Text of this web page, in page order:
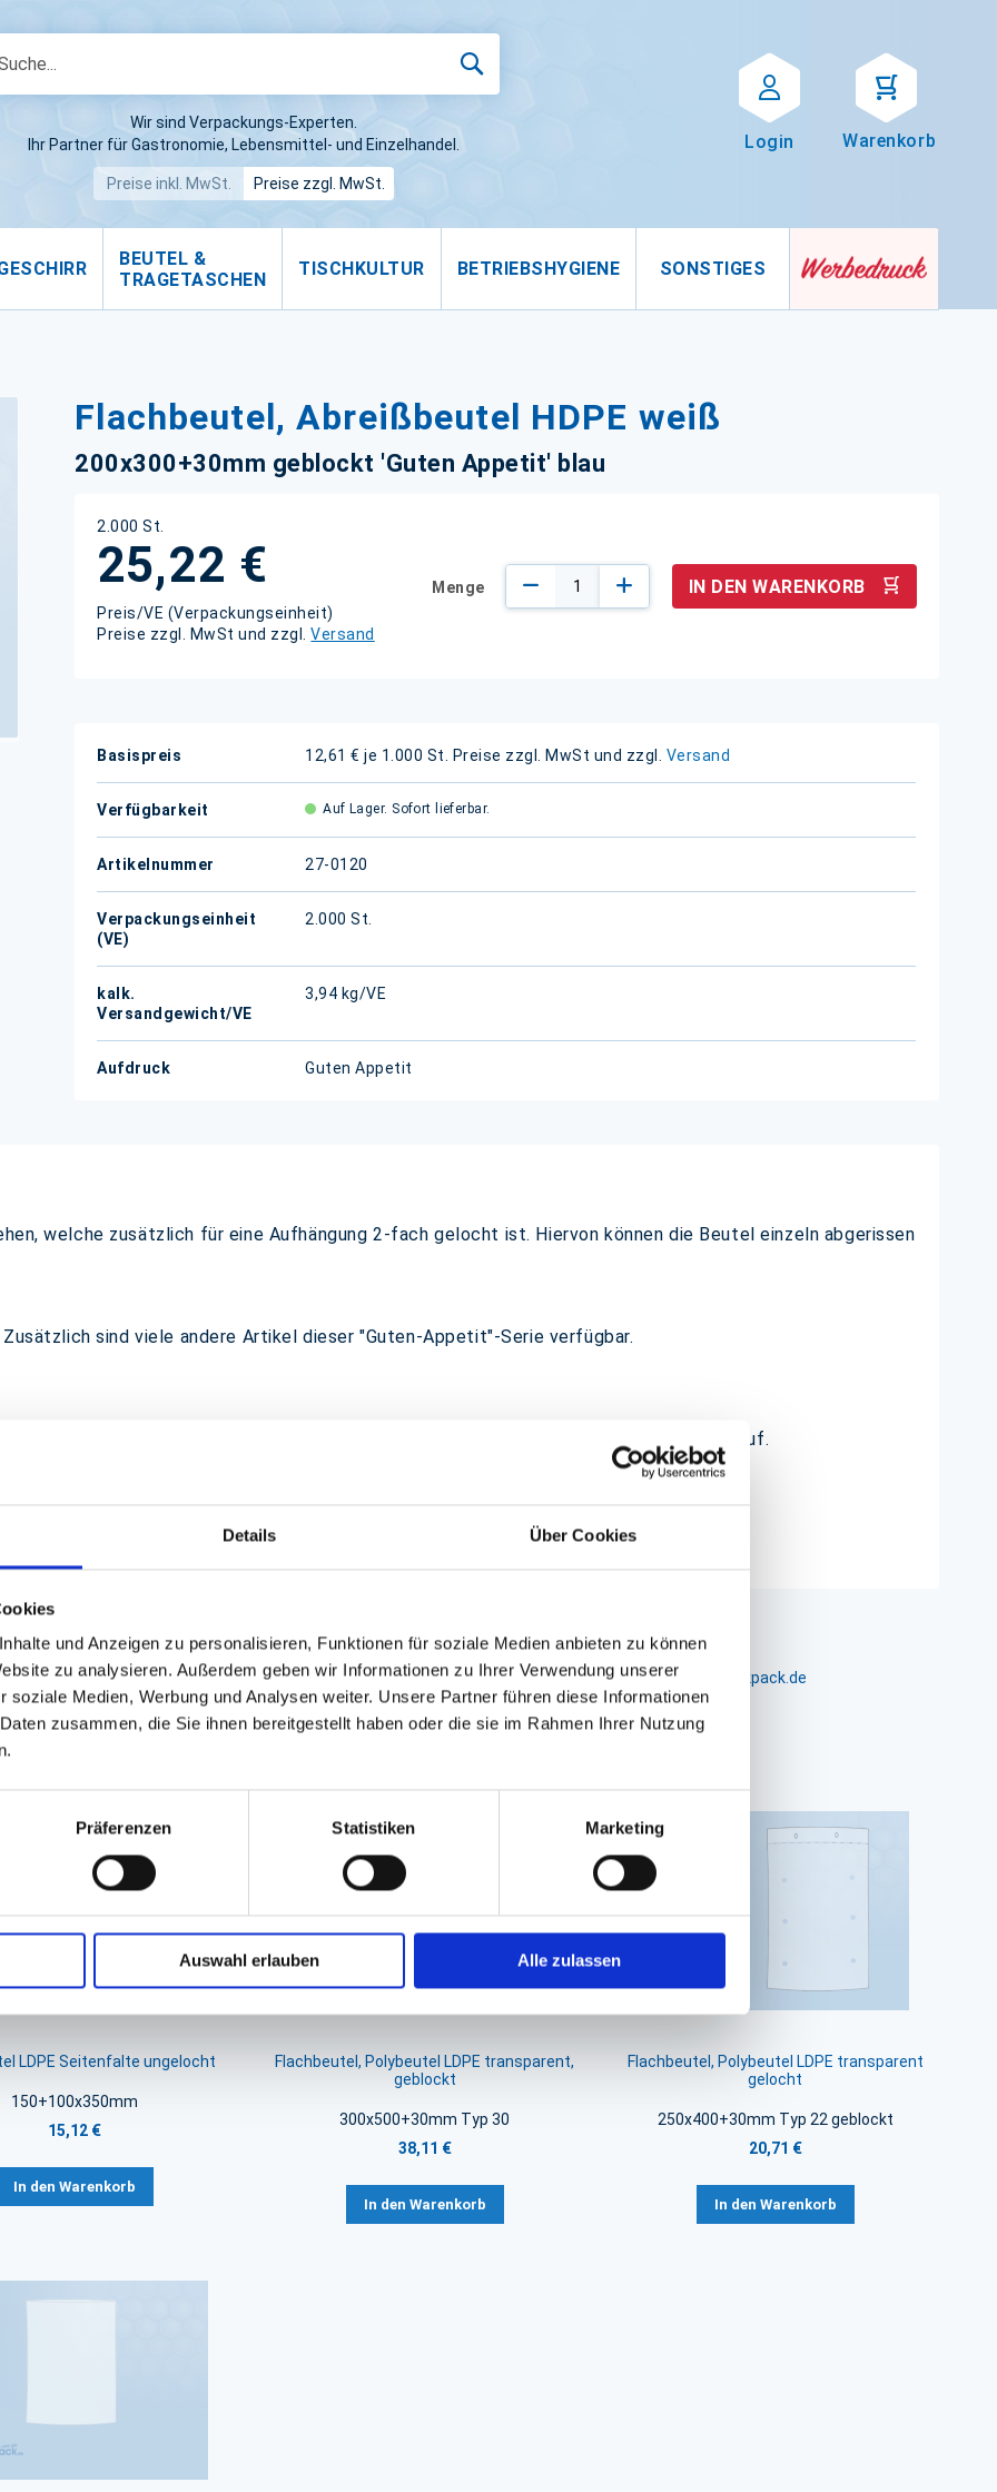
Details Über Cookies
und Anzeigen zu personalisieren, Funktionen für soziale Medien anbieten zu können
zu analysieren. Außerdem geben wir Informationen zu Ihrer Verwendung unserer
soziale Medien, Werbung und Analysen weiter. Unsere Partner führen diese Informationen
zusammen, die Sie ihnen bereitgestellt haben oder die sie im Rahmen Ihrer Nutzung
Präferenzen Statistiken Marketing
Auswahl erlauben Alle zulassen
Wir sind Verpackungs-Experten.
Ihr Partner für Gastronomie, Lebensmittel- und Einzelhandel.
Preise inkl. MwSt. Preise zzgl. MwSt.
Login Warenkorb
BEUTEL &
TRAGETASCHEN
TISCHKULTUR BETRIEBSHYGIENE SONSTIGES
Flachbeutel, Abreißbeutel HDPE weiß
200x300+30mm geblockt 'Guten Appetit' blau
2.000 St.
25,22 €
Preis/VE (Verpackungseinheit)
Preise zzgl. MwSt und zzgl.Versand
Menge IN DEN WARENKORB
Weitere
Basispreis 12,61 € je 1.000 St. Preise zzgl. MwSt und zzgl. Versand
Verfügbarkeit Auf Lager. Sofort lieferbar.
Artikelnummer 27-0120
Verpackungseinheit
(VE)
2.000 St.
kalk.
Versandgewicht/VE
3,94 kg/VE
Aufdruck Guten Appetit
welche zusätzlich für eine Aufhängung 2-fach gelocht ist. Hiervon können die Beutel einzeln abgerissen
sind viele andere Artikel dieser "Guten-Appetit"-Serie verfügbar.
seine Neutralität besonders für Metzgereien, Feinkost oder auch Fisch- und Käseverkauf.
Produktsicherheitsverordnung:packpack.de GmbH, Am Bullhamm 24-26, D-26441 Jever, info@packpack.de
sein
LDPE Seitenfalte ungelocht
150+100x350mm
15,12 €
In den Warenkorb
Flachbeutel, Polybeutel LDPE transparent,
geblockt
300x500+30mm Typ 30
38,11 €
In den Warenkorb
Flachbeutel, Polybeutel LDPE transparent
gelocht
250x400+30mm Typ 22 geblockt
20,71 €
In den Warenkorb